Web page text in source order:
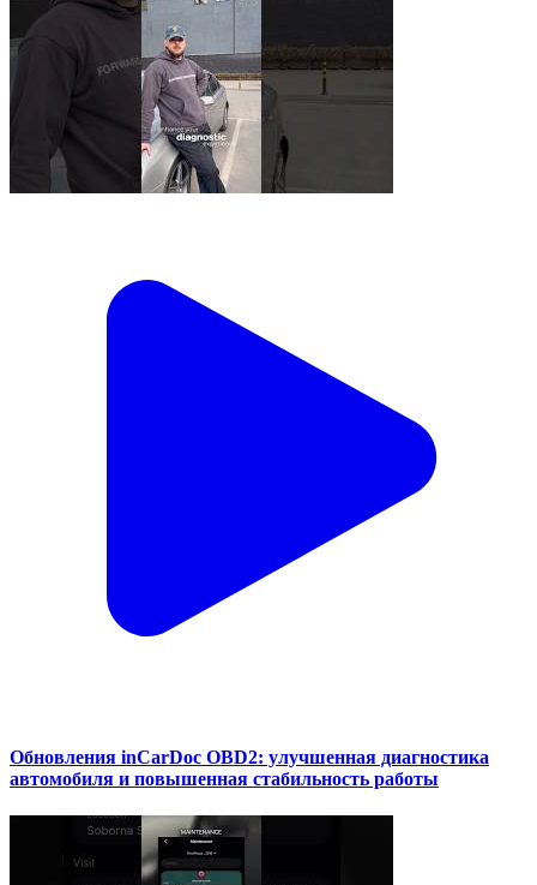
Обновления inCarDoc OBD2: улучшенная диагностика
автомобиля и повышенная стабильность работы